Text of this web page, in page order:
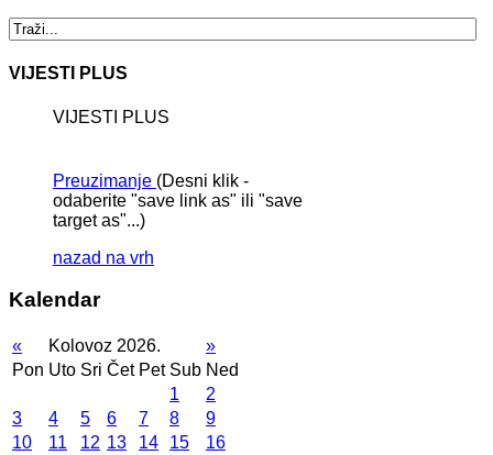
VIJESTI PLUS
VIJESTI PLUS
Preuzimanje (Desni klik -
odaberite "save link as" ili "save
target as"...)
nazad na vrh
Kalendar
« Kolovoz 2026.
»
Pon Uto Sri Čet Pet Sub Ned
1
2
3
4 5 6 7 8
9
10
11 12 13 14 15
16